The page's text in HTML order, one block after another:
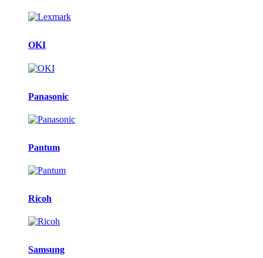
OKI
Panasonic
Pantum
Ricoh
Samsung